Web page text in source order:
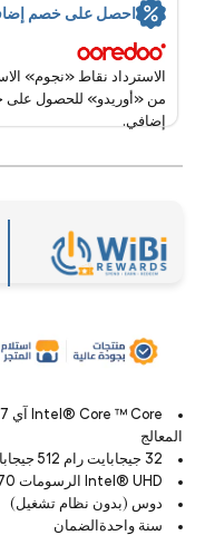
احصل على خصم
الاسترداد نقاط «نجوم»
من «أوريدو» للحصول
إضافي.
المعالج
32 جيجابايت رام 512 جيجابايت إس إس دي
Intel® UHD الرسومات 770
دوس (بدون نظام تشغيل)
سنة واحدةالضمان